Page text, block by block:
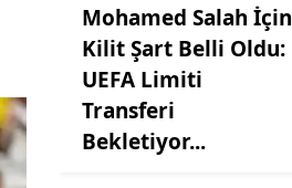
Mohamed Salah İçin
Kilit Şart Belli Oldu:
UEFA Limiti
Transferi
Bekletiyor...